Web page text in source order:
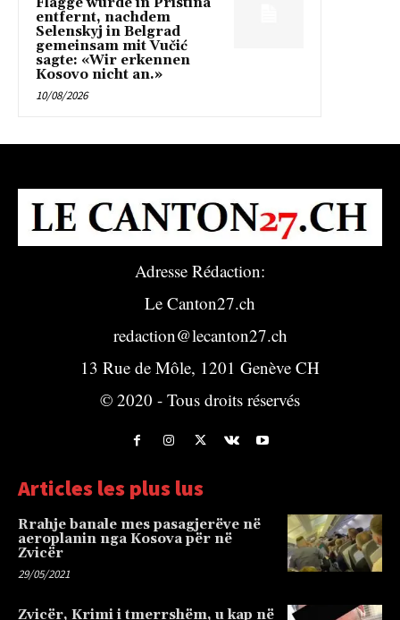
entfernt, nachdem
Selenskyj in Belgrad
gemeinsam mit Vučić
sagte: «Wir erkennen
Kosovo nicht an.»
10/08/2026
Adresse Rédaction:
Le Canton27.ch
redaction@lecanton27.ch
13 Rue de Môle, 1201 Genève CH
© 2020 - Tous droits réservés
Articles les plus lus
Rrahje banale mes pasagjerëve në
aeroplanin nga Kosova për në
Zvicër
29/05/2021
Zvicër, Krimi i tmerrshëm, u kap në